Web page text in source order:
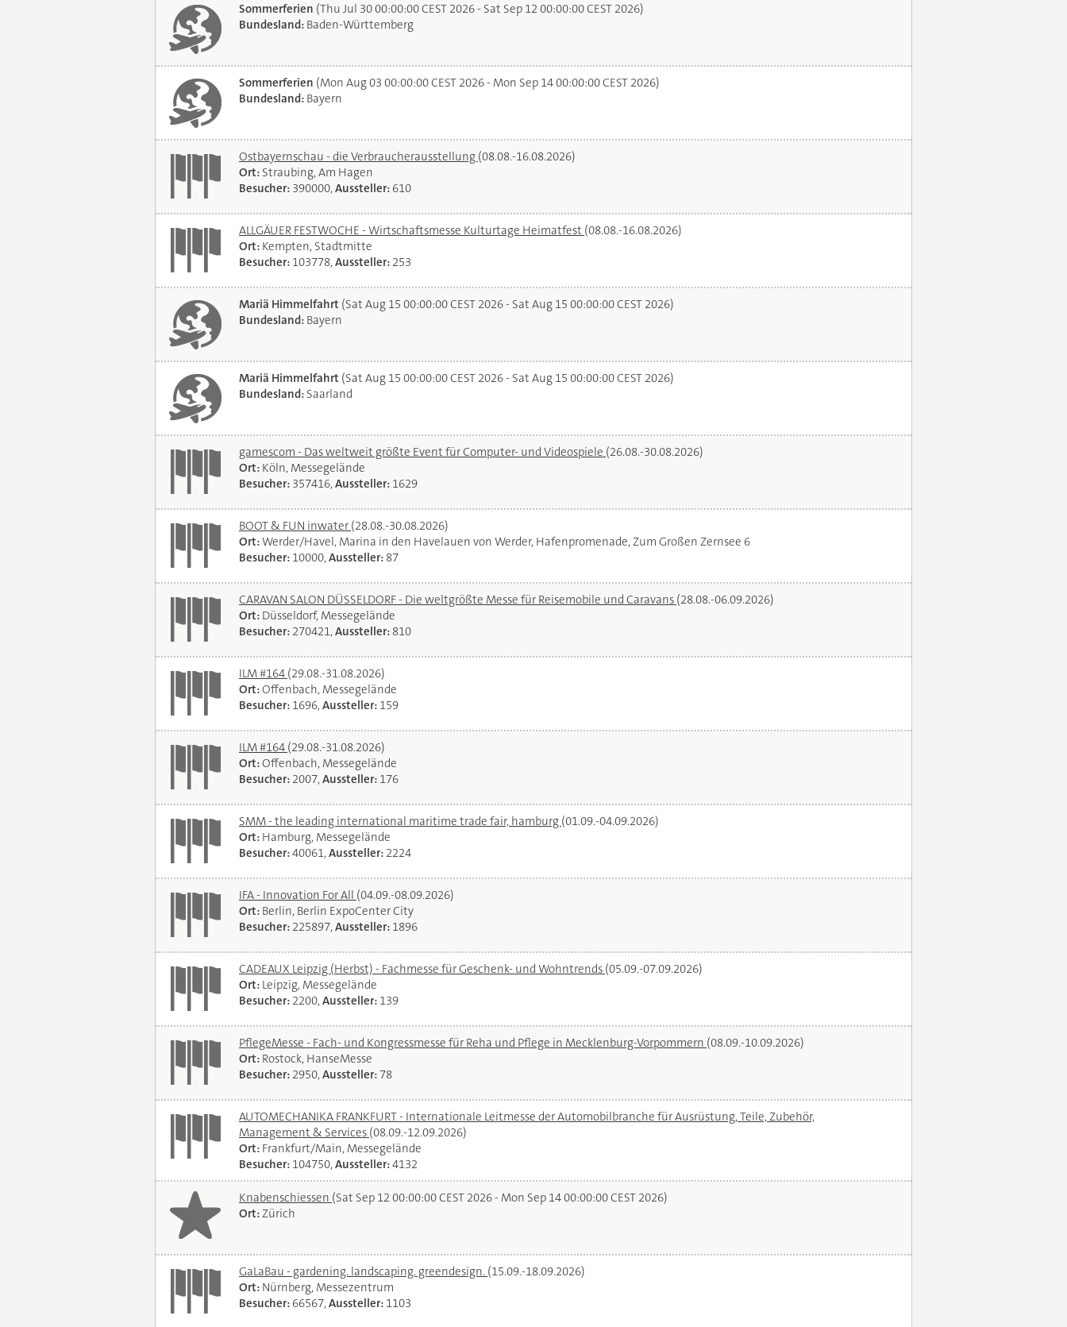
Sommerferien (Thu Jul 30 00:00:00 CEST 2026 - Sat Sep 12 00:00:00 CEST 2026)
Bundesland: Baden-Württemberg
Sommerferien (Mon Aug 03 00:00:00 CEST 2026 - Mon Sep 14 00:00:00 CEST 2026)
Bundesland: Bayern
Ostbayernschau - die Verbraucherausstellung (08.08.-16.08.2026)
Ort: Straubing, Am Hagen
Besucher: 390000,Aussteller: 610
ALLGÄUER FESTWOCHE - Wirtschaftsmesse Kulturtage Heimatfest (08.08.-16.08.2026)
Ort: Kempten, Stadtmitte
Besucher: 103778,Aussteller: 253
Mariä Himmelfahrt (Sat Aug 15 00:00:00 CEST 2026 - Sat Aug 15 00:00:00 CEST 2026)
Bundesland: Bayern
Mariä Himmelfahrt (Sat Aug 15 00:00:00 CEST 2026 - Sat Aug 15 00:00:00 CEST 2026)
Bundesland: Saarland
gamescom - Das weltweit größte Event für Computer- und Videospiele (26.08.-30.08.2026)
Ort: Köln, Messegelände
Besucher: 357416,Aussteller: 1629
BOOT & FUN inwater (28.08.-30.08.2026)
Ort:Werder/Havel, Marina in den Havelauen von Werder, Hafenpromenade, Zum Großen Zernsee 6
Besucher: 10000,Aussteller: 87
CARAVAN SALON DÜSSELDORF - Die weltgrößte Messe für Reisemobile und Caravans (28.08.-06.09.2026)
Ort: Düsseldorf, Messegelände
Besucher: 270421,Aussteller: 810
ILM #164 (29.08.-31.08.2026)
Ort:Offenbach, Messegelände
Besucher: 1696,Aussteller: 159
ILM #164 (29.08.-31.08.2026)
Ort:Offenbach, Messegelände
Besucher: 2007,Aussteller: 176
SMM - the leading international maritime trade fair, hamburg (01.09.-04.09.2026)
Ort: Hamburg, Messegelände
Besucher:40061,Aussteller: 2224
IFA - Innovation For All (04.09.-08.09.2026)
Ort: Berlin, Berlin ExpoCenter City
Besucher: 225897,Aussteller: 1896
CADEAUX Leipzig (Herbst) - Fachmesse für Geschenk- und Wohntrends (05.09.-07.09.2026)
Ort: Leipzig, Messegelände
Besucher: 2200,Aussteller: 139
PflegeMesse - Fach- und Kongressmesse für Reha und Pflege in Mecklenburg-Vorpommern (08.09.-10.09.2026)
Ort: Rostock, HanseMesse
Besucher: 2950,Aussteller: 78
AUTOMECHANIKA FRANKFURT - Internationale Leitmesse der Automobilbranche für Ausrüstung, Teile, Zubehör,
Management & Services (08.09.-12.09.2026)
Ort: Frankfurt/Main, Messegelände
Besucher: 104750,Aussteller:4132
Knabenschiessen (Sat Sep 12 00:00:00 CEST 2026 - Mon Sep 14 00:00:00 CEST 2026)
Ort:Zürich
GaLaBau - gardening. landscaping. greendesign. (15.09.-18.09.2026)
Ort: Nürnberg, Messezentrum
Besucher: 66567,Aussteller: 1103